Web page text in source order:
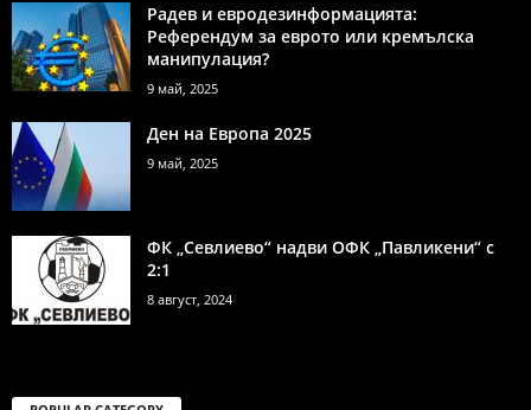
Радев и евродезинформацията:
Референдум за еврото или кремълска
манипулация?
9 май, 2025
Ден на Европа 2025
9 май, 2025
ФК „Севлиево“ надви ОФК „Павликени“ с
2:1
8 август, 2024